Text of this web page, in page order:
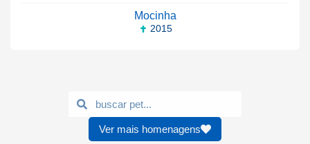
Mocinha
2015
Ver mais homenagens